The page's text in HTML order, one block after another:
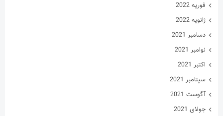
فوریه 2022
ژانویه 2022
دسامبر 2021
نوامبر 2021
اکتبر 2021
سپتامبر 2021
آگوست 2021
جولای 2021